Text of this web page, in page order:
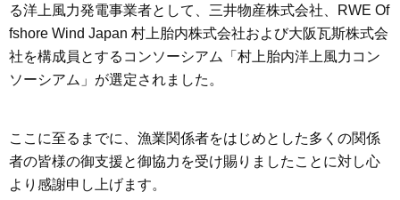
る洋上風力発電事業者として、三井物産株式会社、RWE Of
fshore Wind Japan 村上胎内株式会社および大阪瓦斯株式会
社を構成員とするコンソーシアム「村上胎内洋上風力コン
ソーシアム」が選定されました。
ここに至るまでに、漁業関係者をはじめとした多くの関係
者の皆様の御支援と御協力を受け賜りましたことに対し心
より感謝申し上げます。